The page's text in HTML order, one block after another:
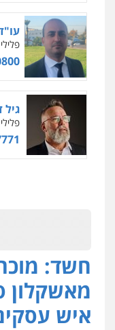
עדי
פלילי
גיא
פלילי
פלילי
נוער
חשד:
מאשקלון
איש